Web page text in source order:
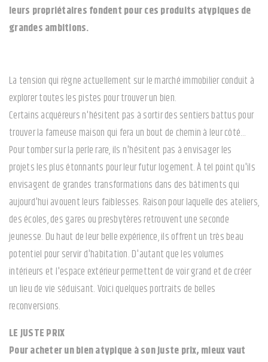
leurs propriétaires fondent pour ces produits atypiques de
grandes ambitions.
La tension qui règne actuellement sur le marché immobilier conduit à
explorer toutes les pistes pour trouver un bien.
Certains acquéreurs n'hésitent pas à sortir des sentiers battus pour
trouver la fameuse maison qui fera un bout de chemin à leur côté…
Pour tomber sur la perle rare, ils n'hésitent pas à envisager les
projets les plus étonnants pour leur futur logement. À tel point qu'ils
envisagent de grandes transformations dans des bâtiments qui
aujourd'hui avouent leurs faiblesses. Raison pour laquelle des ateliers,
des écoles, des gares ou presbytères retrouvent une seconde
jeunesse. Du haut de leur belle expérience, ils offrent un très beau
potentiel pour servir d'habitation. D'autant que les volumes
intérieurs et l'espace extérieur permettent de voir grand et de créer
un lieu de vie séduisant. Voici quelques portraits de belles
reconversions.
LE JUSTE PRIX
Pour acheter un bien atypique à son juste prix, mieux vaut